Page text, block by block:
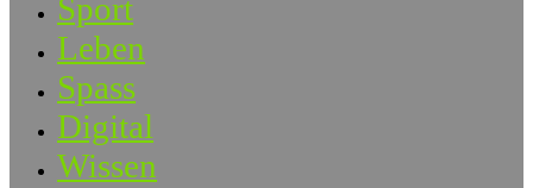
Sport
Leben
Spass
Digital
Wissen